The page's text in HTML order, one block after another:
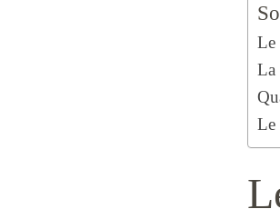
Le
La
Le